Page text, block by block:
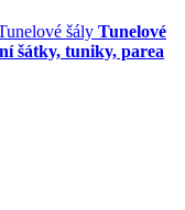
Tunelové
šátky, tuniky, parea